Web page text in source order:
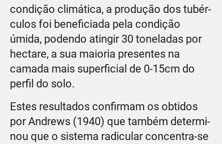
condição climática, a produção dos tubér-
culos foi beneficiada pela condição
úmida, podendo atingir 30 toneladas por
hectare, a sua maioria presentes na
camada mais superficial de 0-15cm do
perfil do solo.
Estes resultados confirmam os obtidos
por Andrews (1940) que também determi-
nou que o sistema radicular concentra-se